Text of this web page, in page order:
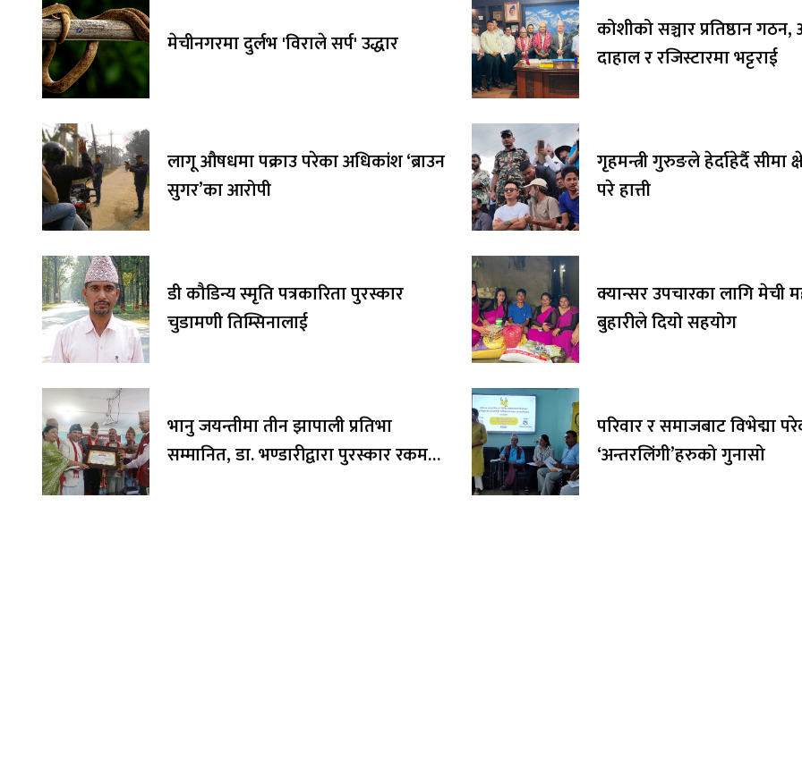
मेचीनगरमा दुर्लभ 'विराले सर्प' उद्धार
लागू औषधमा पक्राउ परेका अधिकांश ‘ब्राउन
सुगर’का आरोपी
डी कौडिन्य स्मृति पत्रकारिता पुरस्कार
चुडामणी तिम्सिनालाई
भानु जयन्तीमा तीन झापाली प्रतिभा
सम्मानित, डा. भण्डारीद्वारा पुरस्कार रकम
कोशीको सञ्चार प्रतिष्ठान गठन,
दाहाल र रजिस्टारमा भट्टराई
गृहमन्त्री गुरुङले हेर्दाहेर्दै सीमा
परे हात्ती
क्यान्सर उपचारका लागि मेची
बुहारीले दियो सहयोग
परिवार र समाजबाट विभेद्मा
‘अन्तरलिंगी’हरुको गुनासो